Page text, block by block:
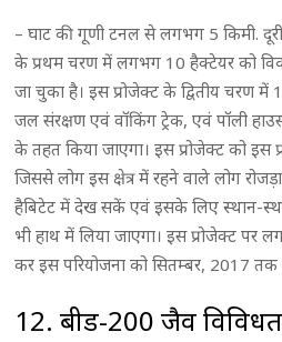
– घाट की गूणी टनल से लगभग 5 किमी. दूरी
के प्रथम चरण में लगभग 10 हैक्टेयर को
जा चुका है। इस प्रोजेक्ट के द्वितीय चरण में
जल संरक्षण एवं वॉकिंग ट्रेक, एवं पॉली हाउस
के तहत किया जाएगा। इस प्रोजेक्ट को इस
जिससे लोग इस क्षेत्र में रहने वाले लोग
हैबिटेट में देख सकें एवं इसके लिए स्थान-
भी हाथ में लिया जाएगा। इस प्रोजेक्ट पर
कर इस परियोजना को सितम्बर, 2017 तक
12. बीड-200 जैव